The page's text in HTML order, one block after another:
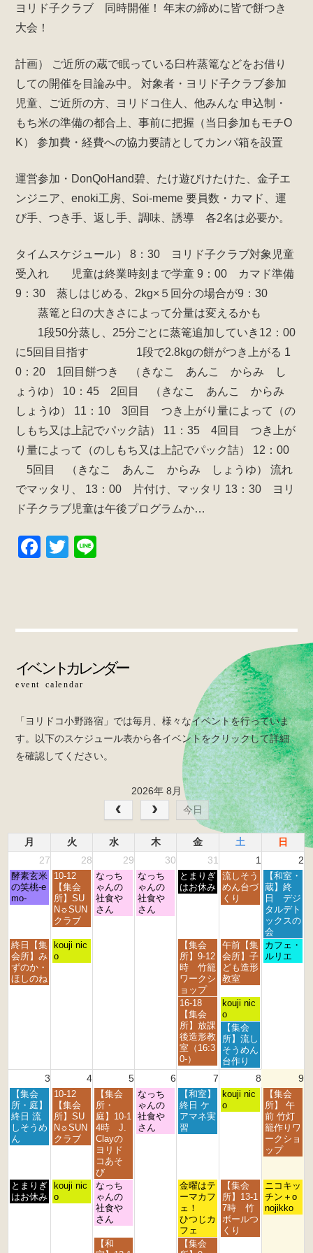
ヨリド子クラブ 同時開催！
年末の締めに皆で餅つき
大会！
計画）
ご近所の蔵で眠っている臼杵蒸篭などをお借り
しての開催を目論み中。
対象者・ヨリド子クラブ参加
児童、ご近所の方、ヨリドコ住人、他みんな 申込制・
もち米の準備の都合上、事前に把握（当日参加もモチO
K）
参加費・経費への協力要請としてカンパ箱を設置
運営参加・DonQoHand碧、たけ遊びけたけた、金子エ
ンジニア、enoki工房、Soi-meme 要員数・カマド、運
び手、つき手、返し手、調味、誘導 各2名は必要か。
タイムスケジュール）
8：30 ヨリド子クラブ対象児童
受入れ 児童は終業時刻まで学童 9：00 カマド準備
9：30 蒸しはじめる、2kg×５回分の場合が9：30
蒸篭と臼の大きさによって分量は変えるかも
1段50分蒸し、25分ごとに蒸篭追加していき12：00
に5回目目指す 1段で2.8kgの餅がつき上がる 1
0：20 1回目餅つき （きなこ あんこ からみ し
ょうゆ）
10：45 2回目 （きなこ あんこ からみ
しょうゆ）
11：10 3回目 つき上がり量によって（の
しもち又は上記でパック詰）
11：35 4回目 つき上が
り量によって（のしもち又は上記でパック詰）
12：00
5回目 （きなこ あんこ からみ しょうゆ）
流れ
でマッタリ、
13：00 片付け、マッタリ 13：30 ヨリ
ド子クラブ児童は午後プログラムか…
F
b
o
o
T
「ヨリドコ小野路宿」では毎月、様々なイベントを行っていま
す。以下のスケジュール表から各イベントをクリックして詳細
を確認してください。
2026年 8月
今日
月 火 水 木 金 土
日
27
28 29 30 31 1 2
月
曜
日,
7
t
h
2
0
酵素玄米
の笑桃-e
mo-
火
曜
日,
7
月
8
t
h
10-12
【集会
所】SU
N☼SUN
クラブ
水
曜
日,
7
なっち
ゃんの
社食や
さん
木
曜
日,
7
なっち
ゃんの
社食や
さん
金
曜
s
t
2
0
2
とまりぎ
はお休み
土
曜
日,
s
t
2
0
2
6
流しそう
めん台づ
くり
日
曜
日,
8
月
2
n
d
2
【和室・
蔵】終
日 デジ
タルデト
ックスの
会
月
曜
日,
7
2
終日【集
会所】み
ずのか・
ほしのね
火
曜
2
kouji nic
o
金
曜
日,
7
月
3
s
t
2
0
2
【集会
所】9-12
時 竹籠
ワークシ
ョップ
土
曜
日,
8
1
s
t
2
0
2
6
午前【集
会所】子
ども造形
教室
日
曜
6
カフェ・
ルリエ
金
曜
日,
7
月
3
1
2
0
2
6
16-18
【集会
所】放課
後造形教
室（16:3
0-）
土
曜
日,
8
月
1
s
2
0
2
kouji nic
o
土
曜
日,
8
月
s
t
【集会
所】流し
そうめん
台作り
3 4 5 6 7 8 9
月
曜
日,
8
月
2
0
2
【集会
所・庭】
終日 流
しそうめ
ん
火
曜
日,
8
月
2
0
2
10-12
【集会
所】SU
N☼SUN
クラブ
水
曜
日,
8
月
5
t
h
2
0
2
6
【集会
所・
庭】10-1
4時 J.
Clayの
ヨリド
コあそ
び
木
曜
日,
8
なっち
ゃんの
社食や
さん
金
曜
日,
8
2
0
2
6
【和室】
終日 ケ
アマネ実
習
土
曜
0
2
6
kouji nic
o
日
曜
日,
8
月
9
2
0
2
6
【集会
所】 午
前 竹灯
籠作りワ
ークショ
ップ
月
曜
とまりぎ
はお休み
火
曜
kouji nic
o
水
曜
日,
8
なっち
ゃんの
社食や
さん
金
曜
日,
8
月
金曜はテ
ーマカフ
ェ！
ひつじカ
フェ
土
曜
日,
8
月
【集会
所】13-1
7時 竹
ボールつ
くり
日
曜
日,
ニコキッ
チン＋o
nojikko
水【和
金【集会